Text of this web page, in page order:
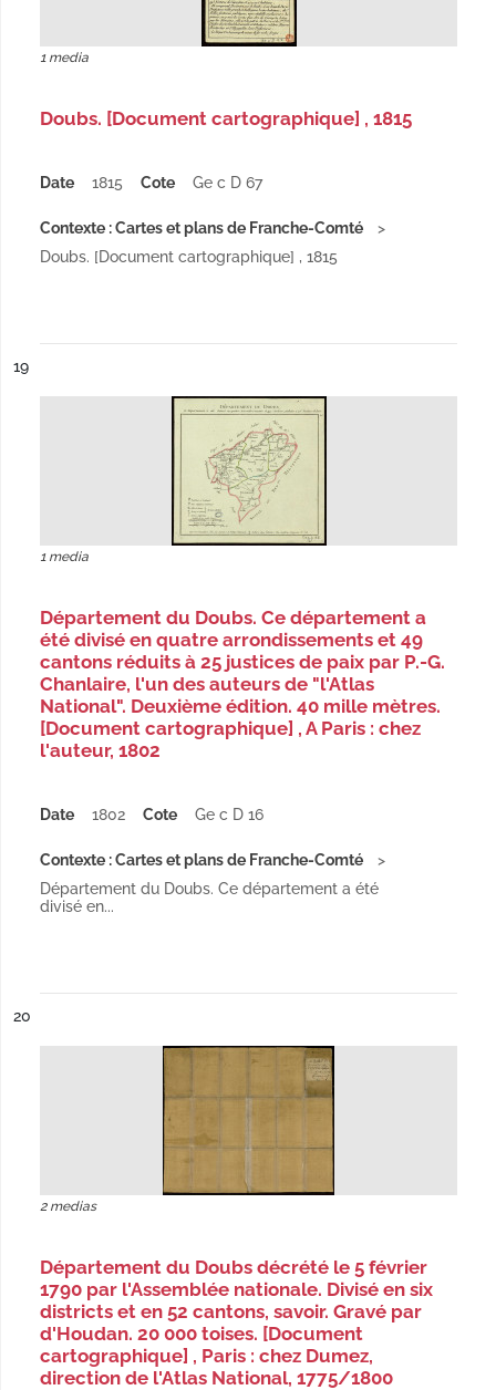
1 media
Doubs. [Document cartographique] , 1815
Date 1815 Cote Ge c D 67
Contexte : Cartes et plans de Franche-Comté
Doubs. [Document cartographique] , 1815
n°
19
1 media
Département du Doubs. Ce département a
été divisé en quatre arrondissements et 49
cantons réduits à 25 justices de paix par P.-G.
Chanlaire, l'un des auteurs de "l'Atlas
National". Deuxième édition. 40 mille mètres.
[Document cartographique] , A Paris : chez
l'auteur, 1802
Date 1802 Cote Ge c D 16
Contexte : Cartes et plans de Franche-Comté
Département du Doubs. Ce département a été
divisé en...
n°
20
2 medias
Département du Doubs décrété le 5 février
1790 par l'Assemblée nationale. Divisé en six
districts et en 52 cantons, savoir. Gravé par
d'Houdan. 20 000 toises. [Document
cartographique] , Paris : chez Dumez,
direction de l'Atlas National, 1775/1800